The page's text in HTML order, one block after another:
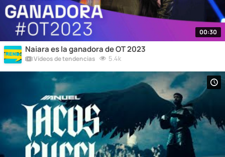
00:30
Naiara es la ganadora de OT 2023
Vídeos de tendencias 5.4k